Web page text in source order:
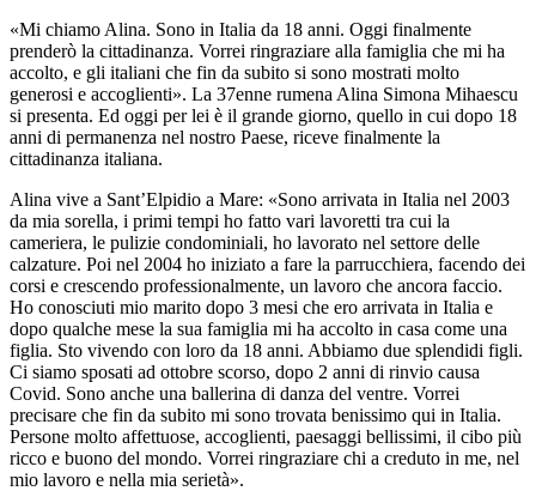
«Mi chiamo Alina. Sono in Italia da 18 anni. Oggi finalmente
prenderò la cittadinanza. Vorrei ringraziare alla famiglia che mi ha
accolto, e gli italiani che fin da subito si sono mostrati molto
generosi e accoglienti». La 37enne rumena Alina Simona Mihaescu
si presenta. Ed oggi per lei è il grande giorno, quello in cui dopo 18
anni di permanenza nel nostro Paese, riceve finalmente la
cittadinanza italiana.
Alina vive a Sant’Elpidio a Mare: «Sono arrivata in Italia nel 2003
da mia sorella, i primi tempi ho fatto vari lavoretti tra cui la
cameriera, le pulizie condominiali, ho lavorato nel settore delle
calzature. Poi nel 2004 ho iniziato a fare la parrucchiera, facendo dei
corsi e crescendo professionalmente, un lavoro che ancora faccio.
Ho conosciuti mio marito dopo 3 mesi che ero arrivata in Italia e
dopo qualche mese la sua famiglia mi ha accolto in casa come una
figlia. Sto vivendo con loro da 18 anni. Abbiamo due splendidi figli.
Ci siamo sposati ad ottobre scorso, dopo 2 anni di rinvio causa
Covid. Sono anche una ballerina di danza del ventre. Vorrei
precisare che fin da subito mi sono trovata benissimo qui in Italia.
Persone molto affettuose, accoglienti, paesaggi bellissimi, il cibo più
ricco e buono del mondo. Vorrei ringraziare chi a creduto in me, nel
mio lavoro e nella mia serietà».